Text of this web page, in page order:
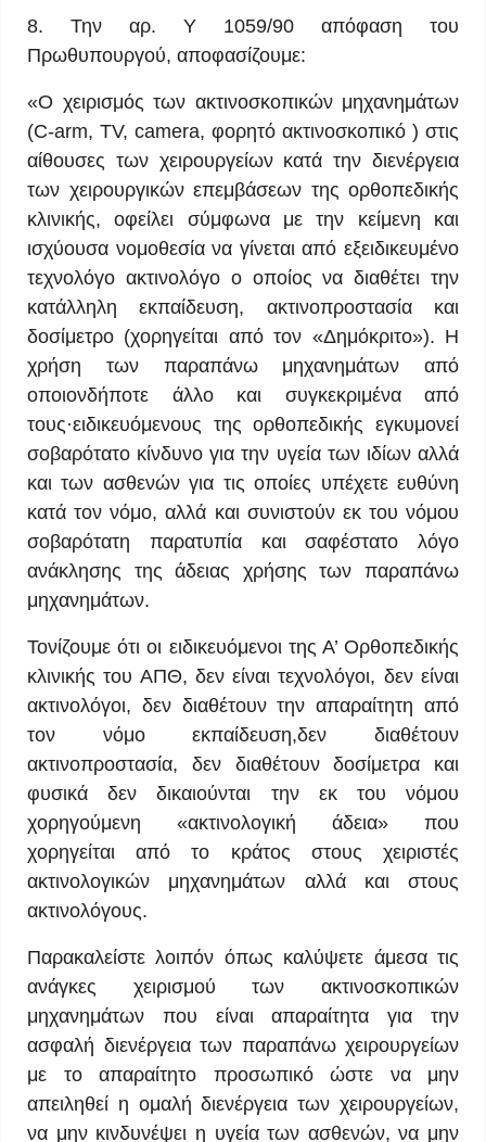
8. Την αρ. Υ 1059/90 απόφαση του
Πρωθυπουργού, αποφασίζουμε:
«Ο χειρισμός των ακτινοσκοπικών μηχανημάτων
(C-arm, TV, camera, φορητό ακτινοσκοπικό ) στις
αίθουσες των χειρουργείων κατά την διενέργεια
των χειρουργικών επεμβάσεων της ορθοπεδικής
κλινικής, οφείλει σύμφωνα με την κείμενη και
ισχύουσα νομοθεσία να γίνεται από εξειδικευμένο
τεχνολόγο ακτινολόγο ο οποίος να διαθέτει την
κατάλληλη εκπαίδευση, ακτινοπροστασία και
δοσίμετρο (χορηγείται από τον «Δημόκριτο»). Η
χρήση των παραπάνω μηχανημάτων από
οποιονδήποτε άλλο και συγκεκριμένα από
τους·ειδικευόμενους της ορθοπεδικής εγκυμονεί
σοβαρότατο κίνδυνο για την υγεία των ιδίων αλλά
και των ασθενών για τις οποίες υπέχετε ευθύνη
κατά τον νόμο, αλλά και συνιστούν εκ του νόμου
σοβαρότατη παρατυπία και σαφέστατο λόγο
ανάκλησης της άδειας χρήσης των παραπάνω
μηχανημάτων.
Τονίζουμε ότι οι ειδικευόμενοι της Α’ Ορθοπεδικής
κλινικής του ΑΠΘ, δεν είναι τεχνολόγοι, δεν είναι
ακτινολόγοι, δεν διαθέτουν την απαραίτητη από
τον νόμο εκπαίδευση,δεν διαθέτουν
ακτινοπροστασία, δεν διαθέτουν δοσίμετρα και
φυσικά δεν δικαιούνται την εκ του νόμου
χορηγούμενη «ακτινολογική άδεια» που
χορηγείται από το κράτος στους χειριστές
ακτινολογικών μηχανημάτων αλλά και στους
ακτινολόγους.
Παρακαλείστε λοιπόν όπως καλύψετε άμεσα τις
ανάγκες χειρισμού των ακτινοσκοπικών
μηχανημάτων που είναι απαραίτητα για την
ασφαλή διενέργεια των παραπάνω χειρουργείων
με το απαραίτητο προσωπικό ώστε να μην
απειληθεί η ομαλή διενέργεια των χειρουργείων,
να μην κινδυνέψει η υγεία των ασθενών, να μην